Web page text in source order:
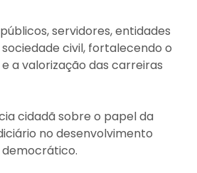
servidores, entidades
civil, fortalecendo o
a valorização das carreiras
cidadã sobre o papel da
no desenvolvimento